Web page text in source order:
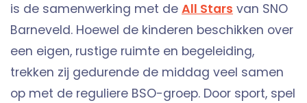
is de samenwerking met de All Stars van SNO
Barneveld. Hoewel de kinderen beschikken over
een eigen, rustige ruimte en begeleiding,
trekken zij gedurende de middag veel samen
op met de reguliere BSO-groep. Door sport, spel